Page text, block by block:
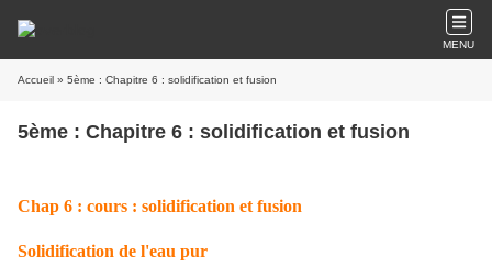
MENU
Accueil » 5ème : Chapitre 6 : solidification et fusion
5ème : Chapitre 6 : solidification et fusion
Chap 6 : cours : solidification et fusion
Solidification de l'eau pur